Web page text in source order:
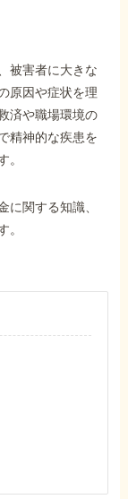
被害者に大きな
原因や症状を理
済や職場環境の
精神的な疾患を
。
に関する知識、
。